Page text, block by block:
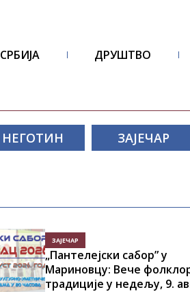
СРБИЈА ДРУШТВО
НЕГОТИН ЗАЈЕЧАР
ЗАЈЕЧАР
„Пантелејски сабор” у
Мариновцу: Вече
традиције у недељу, 9.